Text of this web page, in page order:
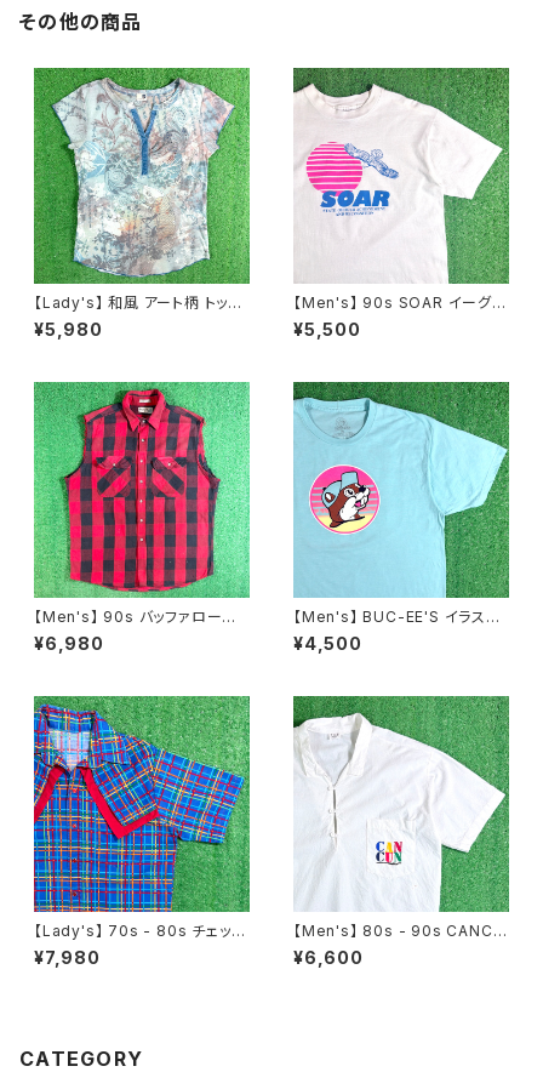
その他の商品
【Lady's】 和風 アート柄 トップ
ス / アメリカ製 USA製 古着 レ
ディース T-Shirt ティーシャツ
¥5,980
【Men's】 90s SOAR イーグル
イラスト Tシャツ / アメリカ製 U
SA製 90年代 ティーシャツ T-
¥5,500
【Men's】 90s バッファローチェ
ック カットオフ フランネル ノー
スリーブシャツ / アメリカ製 US
¥6,980
【Men's】 BUC-EE'S イラスト
Tシャツ / バッキーズ ティーシャ
ツ T-Shirt 古着 2274
¥4,500
【Lady's】 70s - 80s チェック
ウエスタン デザイン シャツ / 7
0年代 80年代 古着 レディース
¥7,980
【Men's】 80s - 90s CANCU
N プルオーバー シャツ / 80年
代 90年代 古着 メンズ 半袖 ト
¥6,600
CATEGORY